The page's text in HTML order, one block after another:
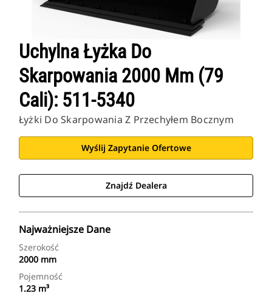
Uchylna Łyżka Do
Skarpowania 2000 Mm (79
Cali): 511-5340
Łyżki Do Skarpowania Z Przechyłem Bocznym
Wyślij Zapytanie Ofertowe
Znajdź Dealera
Najważniejsze Dane
Szerokość
2000 mm
Pojemność
1.23 m³